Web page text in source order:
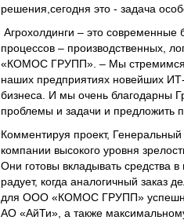
решения, сегодня это - задача
Агрохолдинги – это современные
процессов – производственных,
«КОМОС ГРУПП». – Мы стремимся
наших предприятиях новейших
бизнеса. И мы очень благодарны
проблемы и задачи и предложить
Комментируя проект,
компании высокого уровня
Они готовы вкладывать средства
радует, когда аналогичный заказ
для ООО «КОМОС ГРУПП» успешно
АО «АйТи», а также